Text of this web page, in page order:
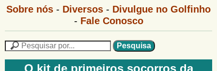
f
i
n
h
P
G
n
Sobre nós - Diversos - Divulgue no Golfinho
- Fale Conosco
F
e
O kit de primeiros socorros da